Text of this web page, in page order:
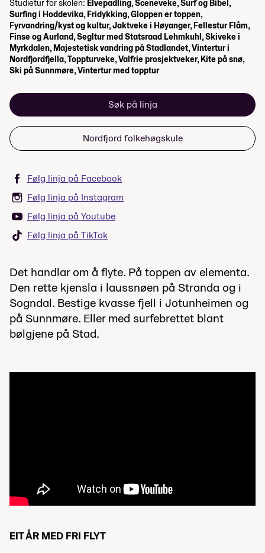
Studietur for skolen: Elvepadling, Sceneveke, Surf og Bibel,
Surfing i Hoddevika, Fridykking, Gloppen er toppen,
Fyrvandring/kyst og kultur, Jaktveke i Høyanger, Fellestur Flåm,
Finse og Aurland, Segltur med Statsraad Lehmkuhl, Skiveke i
Myrkdalen, Majestetisk vandring på Stadlandet, Vintertur i
Nordfjordfjella, Toppturveke, Valfrie prosjektveker, Kite på snø,
Ski på Sunnmøre, Vintertur med topptur
Søk på linja
Nordfjord folkehøgskule
Følg linja på Facebook
Følg linja på Instagram
Følg linja på Youtube
Følg linja på TikTok
Det handlar om å flyte. På toppen av elementa.
Den rette kjensla i laussnøen på Stranda og i
Sogndal. Bestige kvasse fjell i Jotunheimen og
på Sunnmøre. Eller med surfebrettet blant
bølgjene på Stad.
EIT ÅR MED FRI FLYT